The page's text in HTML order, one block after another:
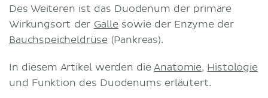
Des Weiteren ist das Duodenum der primäre
Wirkungsort der Galle sowie der Enzyme der
Bauchspeicheldrüse (Pankreas).
In diesem Artikel werden dieAnatomie, Histologie
und Funktion des Duodenums erläutert.